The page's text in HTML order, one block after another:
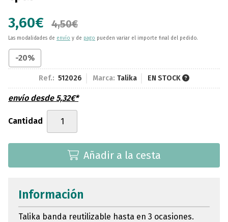
3,60€ 4,50€
Las modalidades de envío y de pago pueden variar el importe final del pedido.
-20%
Ref.: 512026 Marca: Talika EN STOCK
envío desde5,32€*
Cantidad
Añadir a la cesta
Información
Talika banda reutilizable hasta en 3 ocasiones.